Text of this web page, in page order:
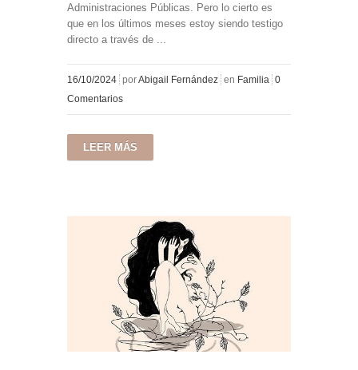
Administraciones Públicas. Pero lo cierto es
que en los últimos meses estoy siendo testigo
directo a través de ...
16/10/2024 porAbigail Fernández en Familia 0
Comentarios
LEER MÁS